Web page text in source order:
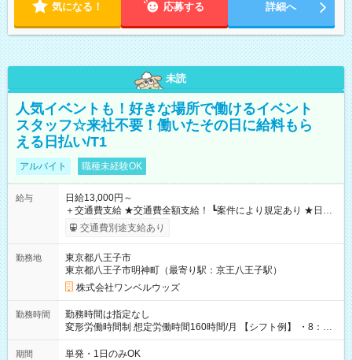
気になる！ 応募する 詳細へ
未読
人気イベントも！好きな場所で働けるイベント
スタッフ☆来社不要！働いたその日に給料もら
える日払い/T1
アルバイト 職種未経験OK
給与
日給13,000円～
＋交通費支給 ★交通費全額支給！ ┗案件により規定あり ★日払
いOK！（規定あり） ┗働いたその日に現金GET♪ お仕事後はコ
ンビニATMから 日払い分を引き落とせます！ 【試用期間】試
交通費別途支給あり
勤務地
東京都八王子市
東京都八王子市明神町（最寄り駅：京王八王子駅）
株式会社ワンベルウッズ
勤務時間
勤務時間は指定なし
変形労働時間制 想定労働時間160時間/月 【シフト例】 ・8：00
～21：00
期間 単発・1日のみOK